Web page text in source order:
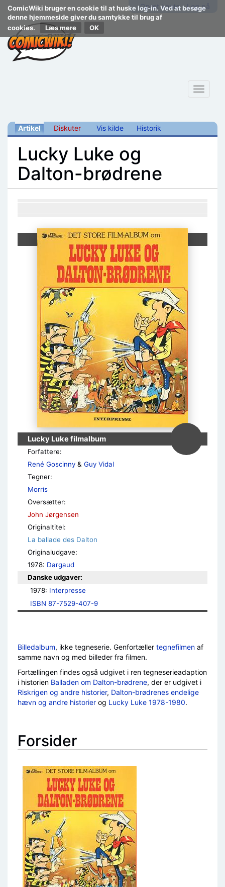
ComicWiki bruger en cookie til at huske log-in. Ved at besøge
denne hjemmeside giver du samtykke til brug af
cookies.
Læs mere
Opret konto Log på
Toggle
Artikel Diskuter Vis kilde Historik
Lucky Luke og
Dalton-brødrene
Lucky Luke filmalbum
Forfattere:
René Goscinny & Guy Vidal
Tegner:
Morris
Oversætter:
John Jørgensen
Originaltitel:
La ballade des Dalton
Originaludgave:
1978: Dargaud
Danske udgaver:
1978: Interpresse
ISBN 87-7529-407-9
Billedalbum, ikke tegneserie. Genfortæller tegnefilmen af
samme navn og med billeder fra filmen.
Fortællingen findes også udgivet i ren tegneserieadaption
i historien Balladen om Dalton-brødrene, der er udgivet i
Riskrigen og andre historier, Dalton-brødrenes endelige
hævn og andre historier og Lucky Luke 1978-1980.
Forsider